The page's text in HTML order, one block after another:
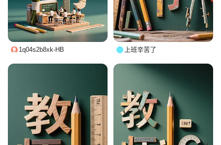
1q04s2b8xk-HB 上班辛苦了